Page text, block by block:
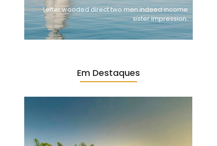
Letter wooded direct two men indeed income
sister impression.
Em Destaques